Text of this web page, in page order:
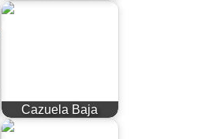
Cazuela Baja